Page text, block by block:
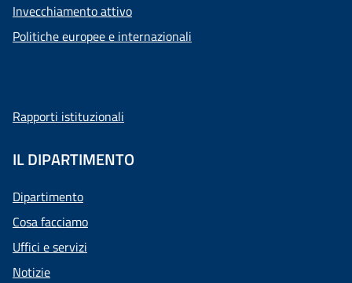
Invecchiamento attivo
Politiche europee e internazionali
Rapporti istituzionali
IL DIPARTIMENTO
Dipartimento
Cosa facciamo
Uffici e servizi
Notizie